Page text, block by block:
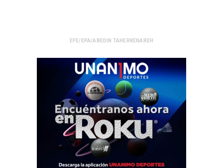
EFE/EPA/ABEDIN TAHERKENAREH